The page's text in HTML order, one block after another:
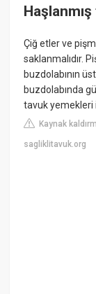
Çiğ etler ve
saklanmalıdır.
buzdolabının
buzdolabında
tavuk yemekleri
Kaynak
sagliklitavuk.org